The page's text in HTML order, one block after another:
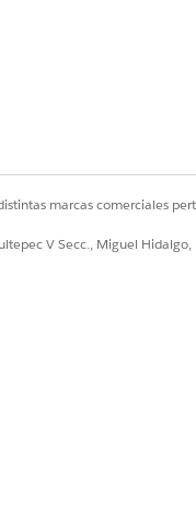
y selecciónela.
marcas comerciales
V Secc., Miguel